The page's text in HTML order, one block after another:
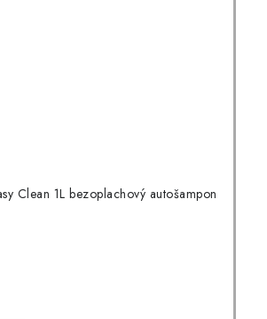
Clean 1L bezoplachový autošampon